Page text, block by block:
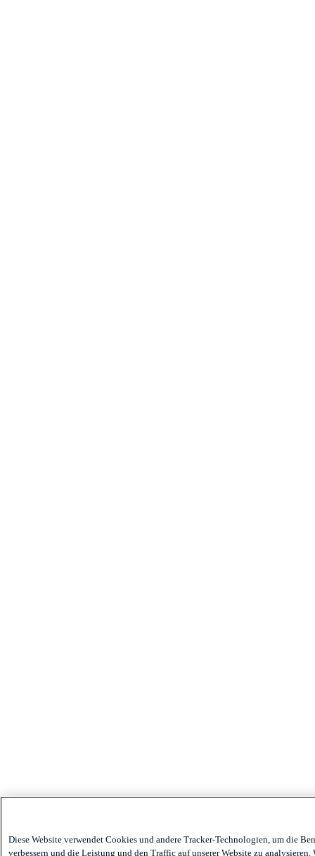
Diese Website verwendet Cookies und andere Tracker-Technologien, um die
verbessern und die Leistung und den Traffic auf unserer Website zu